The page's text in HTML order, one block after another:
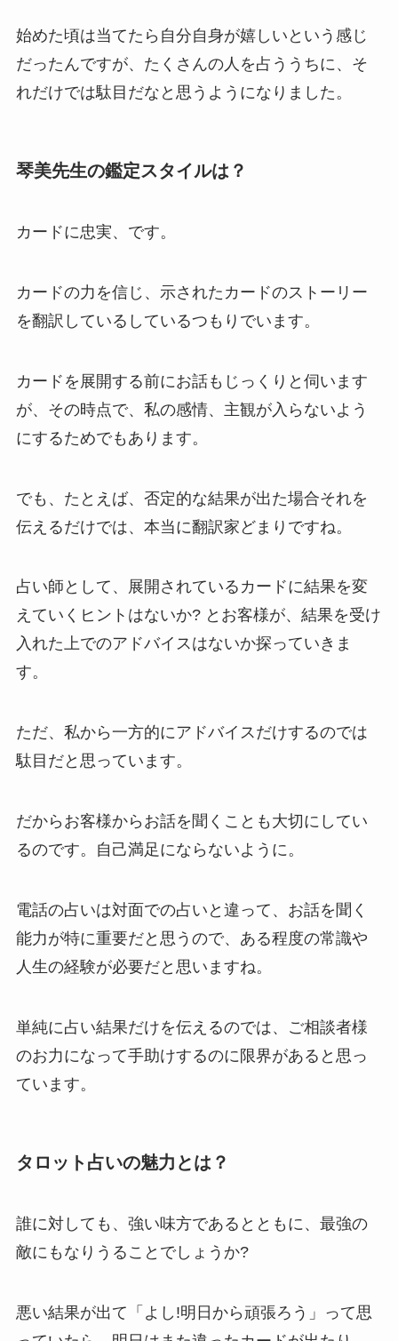
始めた頃は当てたら自分自身が嬉しいという感じ
だったんですが、たくさんの人を占ううちに、そ
れだけでは駄目だなと思うようになりました。
琴美先生の鑑定スタイルは？
カードに忠実、です。
カードの力を信じ、示されたカードのストーリー
を翻訳しているしているつもりでいます。
カードを展開する前にお話もじっくりと伺います
が、その時点で、私の感情、主観が入らないよう
にするためでもあります。
でも、たとえば、否定的な結果が出た場合それを
伝えるだけでは、本当に翻訳家どまりですね。
占い師として、展開されているカードに結果を変
えていくヒントはないか? とお客様が、結果を受け
入れた上でのアドバイスはないか探っていきま
す。
ただ、私から一方的にアドバイスだけするのでは
駄目だと思っています。
だからお客様からお話を聞くことも大切にしてい
るのです。自己満足にならないように。
電話の占いは対面での占いと違って、お話を聞く
能力が特に重要だと思うので、ある程度の常識や
人生の経験が必要だと思いますね。
単純に占い結果だけを伝えるのでは、ご相談者様
のお力になって手助けするのに限界があると思っ
ています。
タロット占いの魅力とは？
誰に対しても、強い味方であるとともに、最強の
敵にもなりうることでしょうか?
悪い結果が出て「よし!明日から頑張ろう」って思